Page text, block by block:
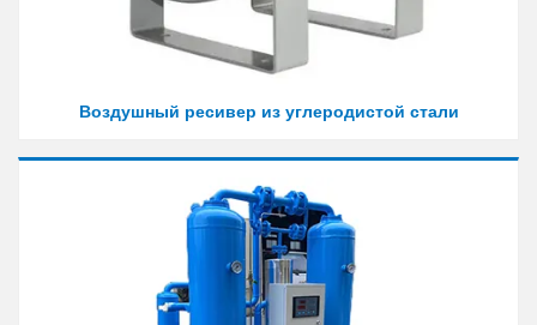
Воздушный ресивер из углеродистой стали